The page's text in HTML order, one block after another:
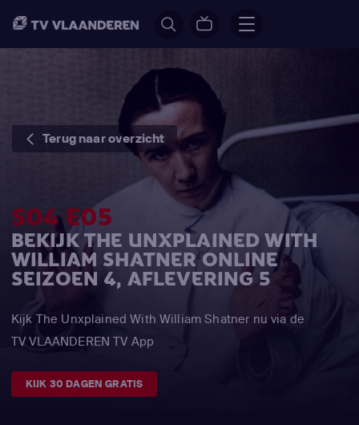
Terug naar overzicht
S04 E05
BEKIJK THE UNXPLAINED WITH
WILLIAM SHATNER ONLINE
SEIZOEN 4, AFLEVERING 5
Kijk The Unxplained With William Shatner nu via de
TV VLAANDEREN TV App
KIJK 30 DAGEN GRATIS